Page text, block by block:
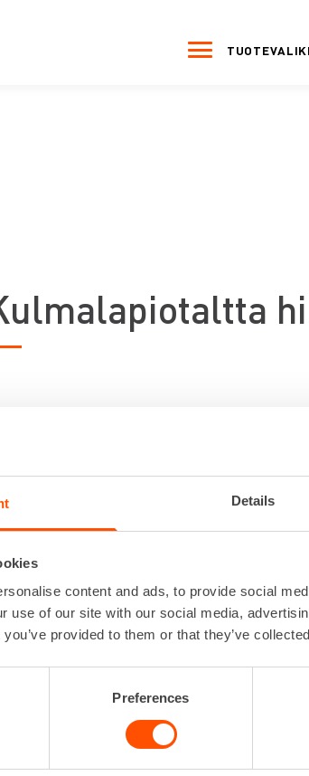
Details
content and ads, to provide social
use of our site with our social media,
provided to them or that they’ve
Preferences
ulmalapiotaltta
Kiinnitys
Lisätiedot
VUOKRAA